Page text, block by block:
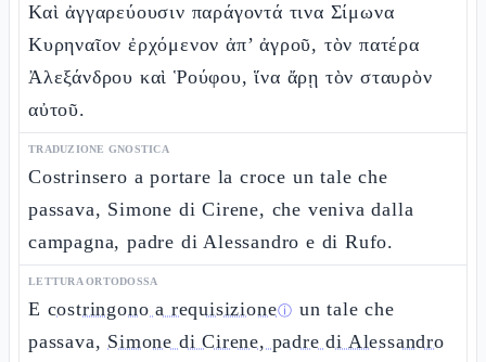
Καὶ ἀγγαρεύουσιν παράγοντά τινα Σίμωνα
Κυρηναῖον ἐρχόμενον ἀπ’ ἀγροῦ, τὸν πατέρα
Ἀλεξάνδρου καὶ Ῥούφου, ἵνα ἄρῃ τὸν σταυρὸν
αὐτοῦ.
TRADUZIONE GNOSTICA
Costrinsero a portare la croce un tale che
passava, Simone di Cirene, che veniva dalla
campagna, padre di Alessandro e di Rufo.
LETTURA ORTODOSSA
E costringono a requisizioneⓘ un tale che
passava, Simone di Cirene, padre di Alessandro